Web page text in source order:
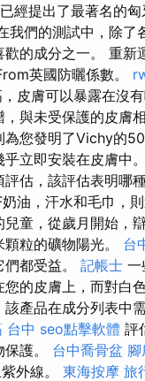
經提出了最著名的
我們的測試中，除了
的成分之一。 重新
英國防曬係數。
皮膚可以暴露在沒
，與未受保護的皮膚
您發明了Vichy的
立即安裝在皮膚中。
估，該評估表明哪
油，汗水和毛巾，
童，從歲月開始，
粒的礦物陽光。 台
都受益。 記帳士 一
的皮膚上，而對白
產品在成分列表中
台中 seo點擊軟體 評
護。 台中喬骨盆
外線。 東海按摩 旅